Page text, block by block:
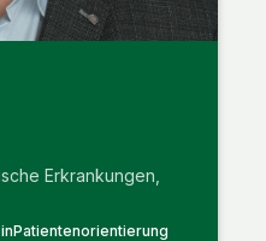
Erkrankungen,
Patientenorientierung